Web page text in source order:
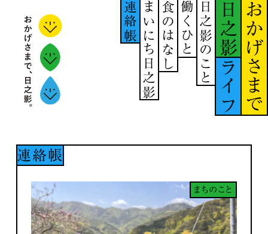
おかげさまで
日之影
ライフ
日之影のこと
働くひと
食のはなし
まいにち日之影
連絡帳
連絡帳
まちのこと